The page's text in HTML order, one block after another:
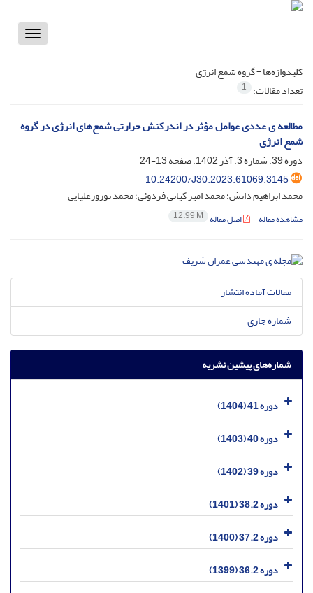
Toggle
کلیدواژه‌ها =گروه شمع انرژی
تعداد مقالات: 1
مطالعه ی عددی عوامل مؤثر در اندرکنش حرارتی شمع‌های انرژی در گروه
شمع انرژی
دوره 39، شماره 3، آذر 1402، صفحه
13-24
10.24200/J30.2023.61069.3145
محمد ابراهیم دانش؛ محمد امیر کیانی فردوئی؛ محمد نوروزعلیایی
مشاهده مقاله اصل مقاله 12.99 M
مقالات آماده انتشار
شماره جاری
شماره‌های پیشین نشریه
دوره 41 (1404)
دوره 40 (1403)
دوره 39 (1402)
دوره 38.2 (1401)
دوره 37.2 (1400)
دوره 36.2 (1399)